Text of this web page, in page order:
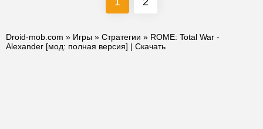
Droid-mob.com » Игры » Стратегии » ROME: Total War -
Alexander [мод: полная версия] | Скачать